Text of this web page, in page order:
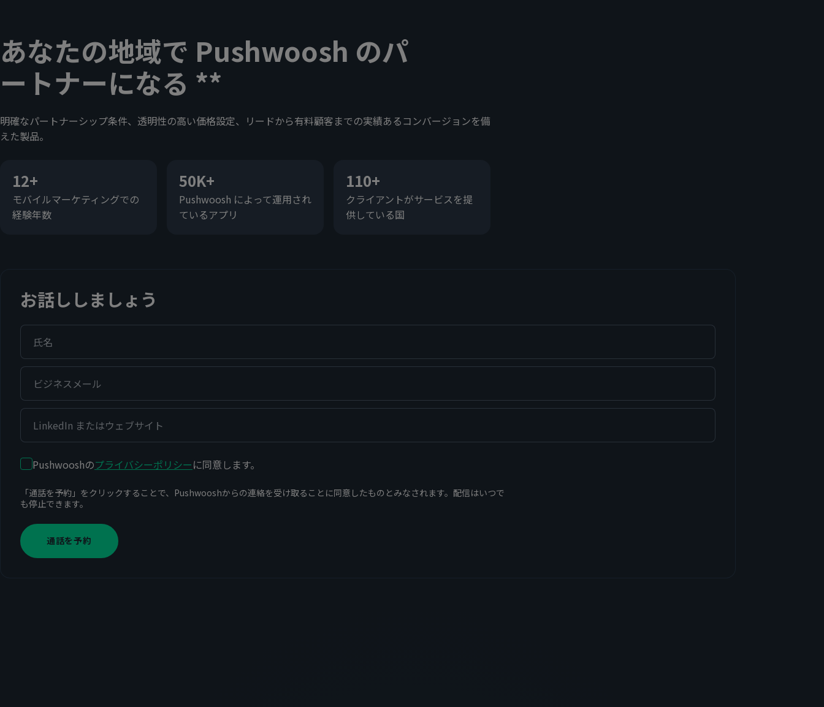
あなたの地域で Pushwoosh のパ
ートナーになる **
明確なパートナーシップ条件、透明性の高い価格設定、リードから有料顧客までの実績あるコンバージョンを備
えた製品。
12+
モバイルマーケティングでの
経験年数
50K+
Pushwoosh によって運用され
ているアプリ
110+
クライアントがサービスを提
供している国
お話ししましょう
Pushwooshのプライバシーポリシーに同意します。
「通話を予約」をクリックすることで、Pushwooshからの連絡を受け取ることに同意したものとみなされます。配信はいつで
も停止できます。
通話を予約